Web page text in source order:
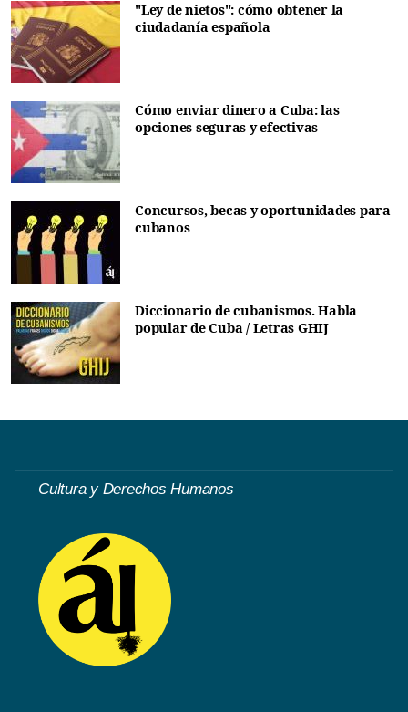
"Ley de nietos": cómo obtener la
ciudadanía española
Cómo enviar dinero a Cuba: las
opciones seguras y efectivas
Concursos, becas y oportunidades para
cubanos
Diccionario de cubanismos. Habla
popular de Cuba / Letras GHIJ
Cultura y Derechos Humanos